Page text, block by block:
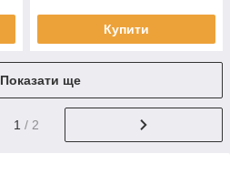
Купити
Показати ще
1 / 2